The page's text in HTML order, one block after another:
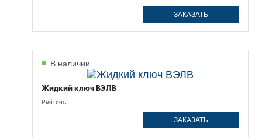
ЗАКАЗАТЬ
В наличии
Жидкий ключ ВЭЛВ
Рейтинг:
ЗАКАЗАТЬ